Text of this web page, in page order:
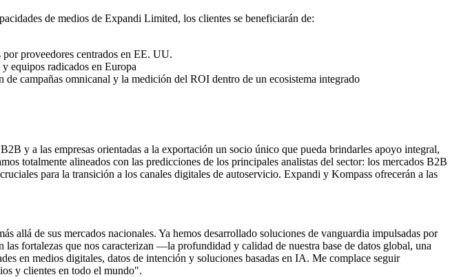
de medios de Expandi Limited, los clientes se beneficiarán de:
por proveedores centrados en EE. UU.
equipos radicados en Europa
de campañas omnicanal y la medición del ROI dentro de un ecosistema integrado
y a las empresas orientadas a la exportación un socio único que pueda brindarles apoyo integral,
totalmente alineados con las predicciones de los principales analistas del sector: los mercados B2B
para la transición a los canales digitales de autoservicio. Expandi y Kompass ofrecerán a las
allá de sus mercados nacionales. Ya hemos desarrollado soluciones de vanguardia impulsadas por
fortalezas que nos caracterizan —la profundidad y calidad de nuestra base de datos global, una
en medios digitales, datos de intención y soluciones basadas en IA. Me complace seguir
y clientes en todo el mundo".